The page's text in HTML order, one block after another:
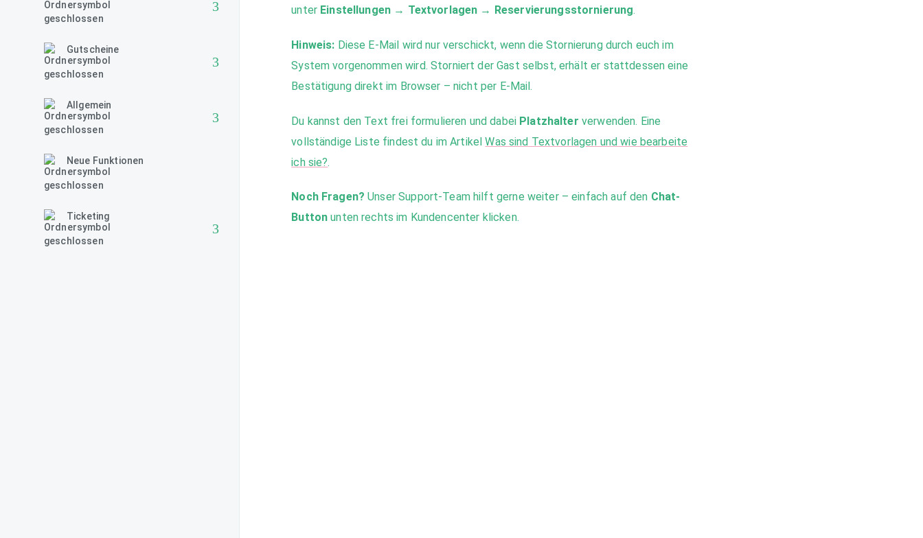
Gutscheine
Allgemein
Neue Funktionen
Ticketing
unter Einstellungen → Textvorlagen → Reservierungsstornierung.
Hinweis: Diese E-Mail wird nur verschickt, wenn die Stornierung durch euch im
System vorgenommen wird. Storniert der Gast selbst, erhält er stattdessen eine
Bestätigung direkt im Browser – nicht per E-Mail.
Du kannst den Text frei formulieren und dabei Platzhalter verwenden. Eine
vollständige Liste findest du im ArtikelWas sind Textvorlagen und wie bearbeite
ich sie?.
Noch Fragen? Unser Support-Team hilft gerne weiter – einfach auf den Chat-
Button unten rechts im Kundencenter klicken.